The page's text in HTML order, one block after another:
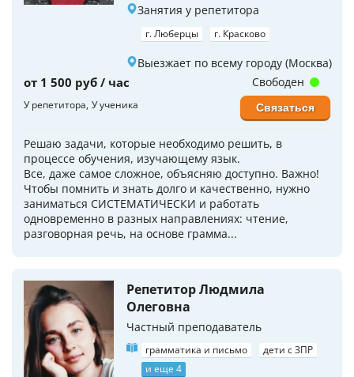
Занятия у репетитора
г. Люберцы г. Красково
Выезжает по всему городу (Москва)
от 1 500 руб / час
У репетитора У ученика
Решаю задачи, которые необходимо решить, в
процессе обучения, изучающему язык.
Все, даже самое сложное, объясняю доступно. Важно!
Чтобы помнить и знать долго и качественно, нужно
заниматься СИСТЕМАТИЧЕСКИ и работать
одновременно в разных направлениях: чтение,
разговорная речь, на основе грамма...
Свободен
Связаться
Репетитор Людмила
Олеговна
Частный преподаватель
грамматика и письмо
дети с ЗПР
и еще 4